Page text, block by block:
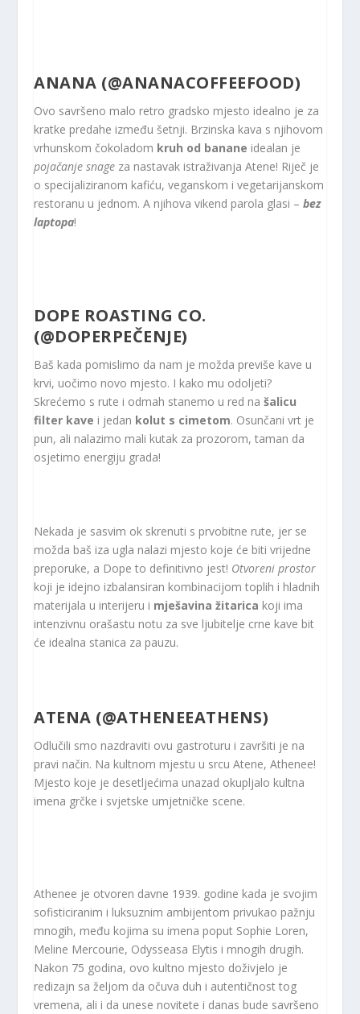
ANANA (@ANANACOFFEEFOOD)
Ovo savršeno malo retro gradsko mjesto idealno je za
kratke predahe između šetnji. Brzinska kava s njihovom
vrhunskom čokoladom kruh od banane idealan je
pojačanje snage za nastavak istraživanja Atene! Riječ je
o specijaliziranom kafiću, veganskom i vegetarijanskom
restoranu u jednom. A njihova vikend parola glasi –bez
laptopa!
DOPE ROASTING CO.
(@DOPERPEČENJE)
Baš kada pomislimo da nam je možda previše kave u
krvi, uočimo novo mjesto. I kako mu odoljeti?
Skrećemo s rute i odmah stanemo u red našalicu
filter kave i jedan kolut s cimetom. Osunčani vrt je
pun, ali nalazimo mali kutak za prozorom, taman da
osjetimo energiju grada!
Nekada je sasvim ok skrenuti s prvobitne rute, jer se
možda baš iza ugla nalazi mjesto koje će biti vrijedne
preporuke, a Dope to definitivno jest! Otvoreni prostor
koji je idejno izbalansiran kombinacijom toplih i hladnih
materijala u interijeru i mješavina žitarica koji ima
intenzivnu orašastu notu za sve ljubitelje crne kave bit
će idealna stanica za pauzu.
ATENA (@ATHENEEATHENS)
Odlučili smo nazdraviti ovu gastroturu i završiti je na
pravi način. Na kultnom mjestu u srcu Atene, Athenee!
Mjesto koje je desetljećima unazad okupljalo kultna
imena grčke i svjetske umjetničke scene.
Athenee je otvoren davne 1939. godine kada je svojim
sofisticiranim i luksuznim ambijentom privukao pažnju
mnogih, među kojima su imena poput Sophie Loren,
Meline Mercourie, Odysseasa Elytis i mnogih drugih.
Nakon 75 godina, ovo kultno mjesto doživjelo je
redizajn sa željom da očuva duh i autentičnost tog
vremena, ali i da unese novitete i danas bude savršeno